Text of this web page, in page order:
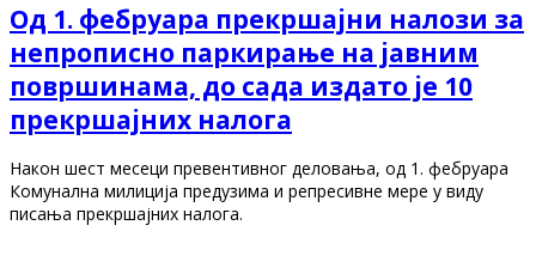
Од 1. фебруара прекршајни налози за
непрописно паркирање на јавним
површинама, до сада издато је 10
прекршајних налога
Након шест месеци превентивног деловања, од 1. фебруара
Комунална милиција предузима и репресивне мере у виду
писања прекршајних налога.